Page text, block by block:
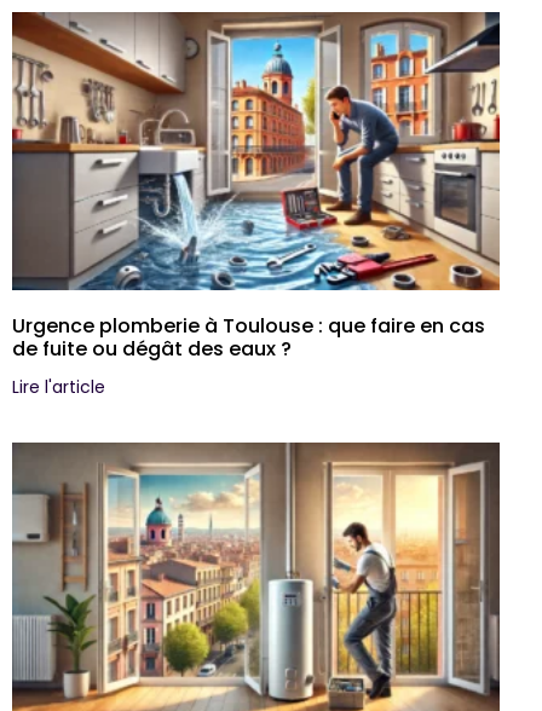
Urgence plomberie à Toulouse : que faire en cas
de fuite ou dégât des eaux ?
Lire l'article